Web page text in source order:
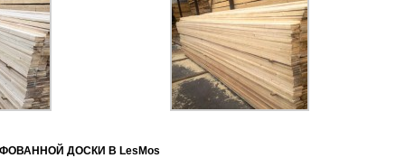
ДОСКИ В LesMos